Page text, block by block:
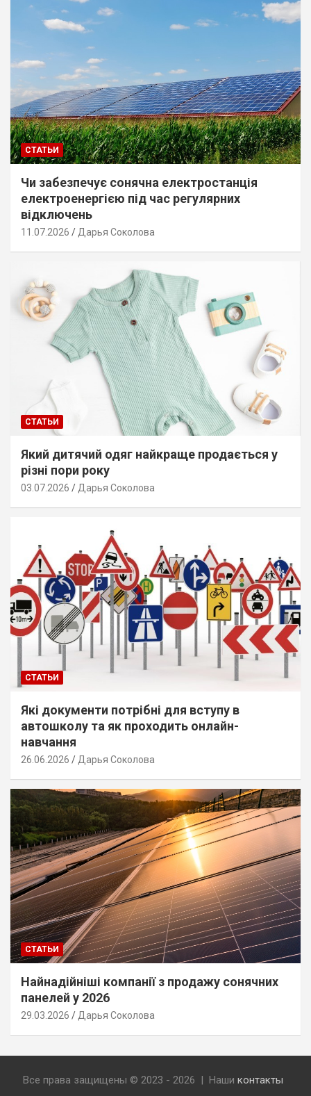
СТАТЬИ
Чи забезпечує сонячна електростанція
електроенергією під час регулярних
відключень
11.07.2026 Дарья Соколова
СТАТЬИ
Який дитячий одяг найкраще продається у
різні пори року
03.07.2026 Дарья Соколова
СТАТЬИ
Які документи потрібні для вступу в
автошколу та як проходить онлайн-
навчання
26.06.2026 Дарья Соколова
СТАТЬИ
Найнадійніші компанії з продажу сонячних
панелей у 2026
29.03.2026 Дарья Соколова
Все права защищены © 2023 - 2026 | Наши контакты